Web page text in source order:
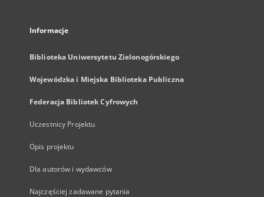
Informacje
Biblioteka Uniwersytetu Zielonogórskiego
Wojewódzka i Miejska Biblioteka Publiczna
Federacja Bibliotek Cyfrowych
Uczestnicy Projektu
Opis projektu
Dla autorów i wydawców
Najczęściej zadawane pytania